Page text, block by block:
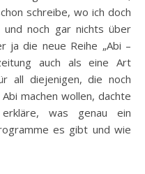
schreibe, wo ich doch
noch gar nichts über
ja die neue Reihe „Abi –
auch als eine Art
all diejenigen, die noch
machen wollen, dachte
was genau ein
es gibt und wie